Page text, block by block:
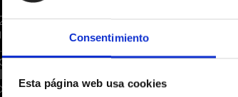
Consentimiento
Esta página web usa cookies
está siendo
duelo que pasará
Messi y
dominan la
Bota de Oro,
en...